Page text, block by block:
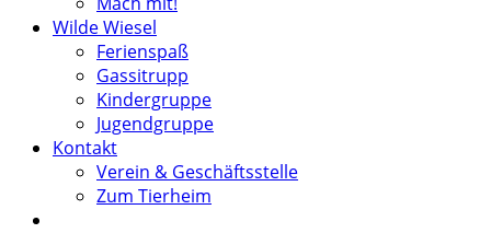
Wilde Wiesel
Ferienspaß
Gassitrupp
Kindergruppe
Jugendgruppe
Kontakt
Verein & Geschäftsstelle
Zum Tierheim